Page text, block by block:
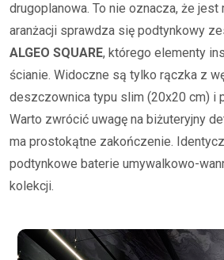
drugoplanowa. To nie oznacza, że jest
aranżacji sprawdza się podtynkowy
ALGEO SQUARE, którego elementy
ścianie. Widoczne są tylko rączka z
deszczownica typu slim (20x20 cm) i
Warto zwrócić uwagę na biżuteryjny
ma prostokątne zakończenie.
podtynkowe baterie umywalkowo-
kolekcji.